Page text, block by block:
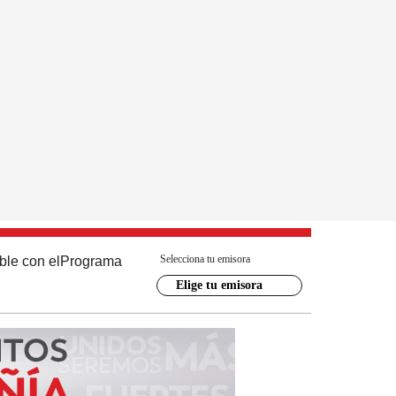
con el Programa Selecciona tu emisora
Elige tu emisora